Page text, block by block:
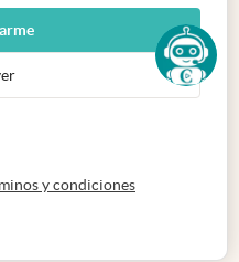
pestaña
y condicionesabre en nueva